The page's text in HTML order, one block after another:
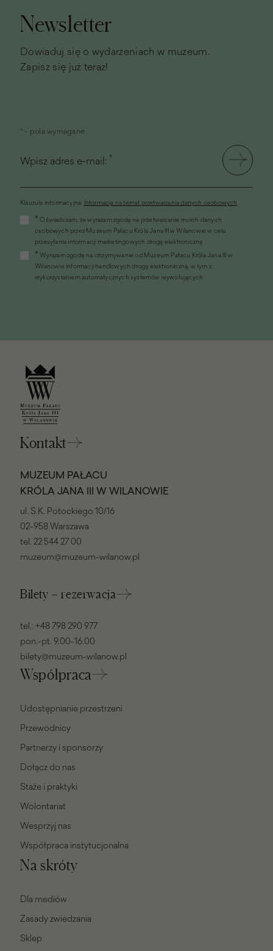
Newsletter
Dowiaduj się o wydarzeniach w muzeum.
Zapisz się już teraz!
* - pola wymagane
Wpisz adres e-mail: *
Klauzula informacyjna. Informacja na temat przetwarzania danych osobowych
otworzy
nowym
oknie)
* Oświadczam, że wyrażam zgodę na przetwarzanie moich danych
osobowych przez Muzeum Pałacu Króla Jana III w Wilanowie w celu
przesyłania informacji marketingowych drogą elektroniczną
* Wyrażam zgodę na otrzymywanie od Muzeum Pałacu Króla Jana III w
Wilanowie informacji handlowych drogą elektroniczną, w tym z
wykorzystaniem automatycznych systemów wywołujących
Kontakt
MUZEUM PAŁACU
KRÓLA JANA III W WILANOWIE
ul. S.K. Potockiego 10/16
02-958 Warszawa
tel. 22 544 27 00
muzeum@muzeum-wilanow.pl
Bilety – rezerwacja
tel.: +48 798 290 977
pon.-pt. 9.00-16.00
bilety@muzeum-wilanow.pl
Współpraca
Udostępnianie przestrzeni
Przewodnicy
Partnerzy i sponsorzy
Dołącz do nas
Staże i praktyki
Wolontariat
Wesprzyj nas
Współpraca instytucjonalna
Na skróty
Dla mediów
Zasady zwiedzania
Sklep